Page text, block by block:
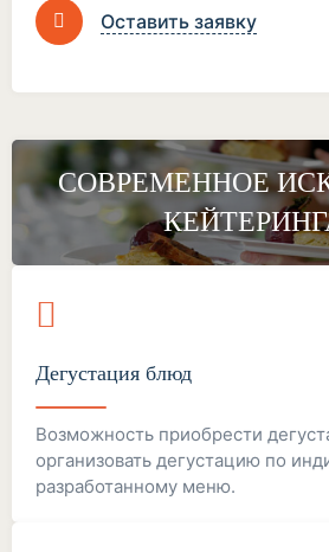
Оставить заявку
Дегустация блюд
Возможность приобрести
организовать дегустацию по
разработанному меню.
СОВРЕМЕННОЕ